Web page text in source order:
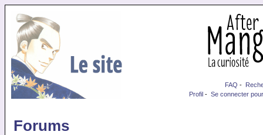
FAQ -
Profil - Se connecter
Forums